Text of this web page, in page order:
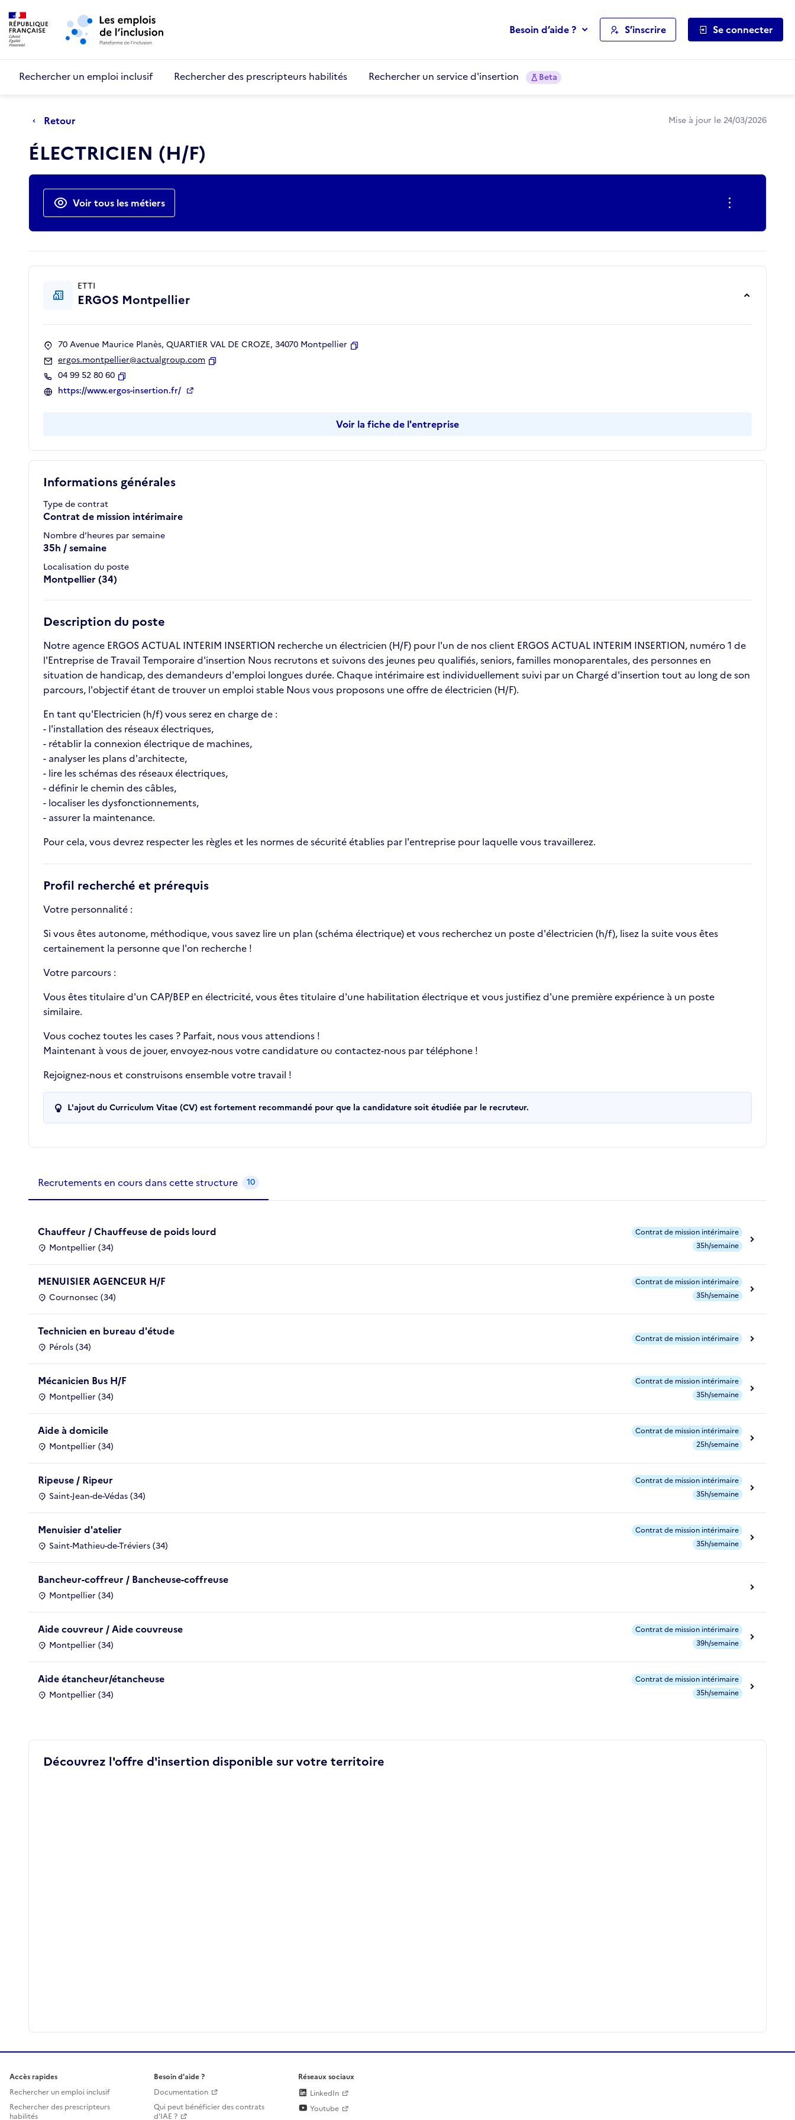
Aller au menu principal
Besoin d’aide ? S’inscrire Se connecter
Rechercher un emploi inclusif Rechercher des prescripteurs habilités Rechercher un service d'insertion Beta
Retour Mise à jour le 24/03/2026
ÉLECTRICIEN (H/F)
Actions rapides
Voir tous les métiers
Informations générales
Type de contrat
Contrat de mission intérimaire
Nombre d'heures par semaine
35h / semaine
Localisation du poste
Montpellier (34)
Description du poste
Notre agence ERGOS ACTUAL INTERIM INSERTION recherche un électricien (H/F) pour l'un de nos client ERGOS ACTUAL INTERIM INSERTION, numéro 1 de
l'Entreprise de Travail Temporaire d'insertion Nous recrutons et suivons des jeunes peu qualifiés, seniors, familles monoparentales, des personnes en
situation de handicap, des demandeurs d'emploi longues durée. Chaque intérimaire est individuellement suivi par un Chargé d'insertion tout au long de son
parcours, l'objectif étant de trouver un emploi stable Nous vous proposons une offre de électricien (H/F).
En tant qu'Electricien (h/f) vous serez en charge de :
- l'installation des réseaux électriques,
- rétablir la connexion électrique de machines,
- analyser les plans d'architecte,
- lire les schémas des réseaux électriques,
- définir le chemin des câbles,
- localiser les dysfonctionnements,
- assurer la maintenance.
Pour cela, vous devrez respecter les règles et les normes de sécurité établies par l'entreprise pour laquelle vous travaillerez.
Profil recherché et prérequis
Votre personnalité :
Si vous êtes autonome, méthodique, vous savez lire un plan (schéma électrique) et vous recherchez un poste d'électricien (h/f), lisez la suite vous êtes
certainement la personne que l'on recherche !
Votre parcours :
Vous êtes titulaire d'un CAP/BEP en électricité, vous êtes titulaire d'une habilitation électrique et vous justifiez d'une première expérience à un poste
similaire.
Vous cochez toutes les cases ? Parfait, nous vous attendions !
Maintenant à vous de jouer, envoyez-nous votre candidature ou contactez-nous par téléphone !
Rejoignez-nous et construisons ensemble votre travail !
L'ajout du Curriculum Vitae (CV) est fortement recommandé pour que la candidature soit étudiée par le recruteur.
ETTI
ERGOS Montpellier
70 Avenue Maurice Planès, QUARTIER VAL DE CROZE, 34070 Montpellier
ergos.montpellier@actualgroup.com
04 99 52 80 60
Copier
https://www.ergos-insertion.fr/
Voir la fiche de l'entreprise
Recrutements de la structure
Recrutements en cours dans cette structure 10
Chauffeur / Chauffeuse de poids lourd
Montpellier (34)
Contrat de mission intérimaire
35h/semaine
MENUISIER AGENCEUR H/F
Cournonsec (34)
Contrat de mission intérimaire
35h/semaine
Technicien en bureau d'étude
Pérols (34)
Contrat de mission intérimaire
Mécanicien Bus H/F
Montpellier (34)
Contrat de mission intérimaire
35h/semaine
Aide à domicile
Montpellier (34)
Contrat de mission intérimaire
25h/semaine
Ripeuse / Ripeur
Saint-Jean-de-Védas (34)
Contrat de mission intérimaire
35h/semaine
Menuisier d'atelier
Saint-Mathieu-de-Tréviers (34)
Contrat de mission intérimaire
35h/semaine
Bancheur-coffreur / Bancheuse-coffreuse
Montpellier (34)
Aide couvreur / Aide couvreuse
Montpellier (34)
Contrat de mission intérimaire
39h/semaine
Aide étancheur/étancheuse
Montpellier (34)
Contrat de mission intérimaire
35h/semaine
Découvrez l'offre d'insertion disponible sur votre territoire
Accès rapides
Rechercher un emploi inclusif
Rechercher des prescripteurs
habilités
Besoin d'aide ?
Documentation
Qui peut bénéficier des contrats
d'IAE ?
Réseaux sociaux
LinkedIn
Youtube